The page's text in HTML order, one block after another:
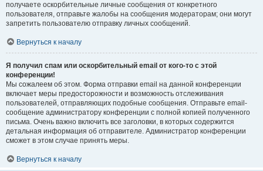
получаете оскорбительные личные сообщения от конкретного
пользователя, отправьте жалобы на сообщения модераторам; они могут
запретить пользователю отправку личных сообщений.
Вернуться к началу
Я получил спам или оскорбительный email от кого-то с этой
конференции!
Мы сожалеем об этом. Форма отправки email на данной конференции
включает меры предосторожности и возможность отслеживания
пользователей, отправляющих подобные сообщения. Отправьте email-
сообщение администратору конференции с полной копией полученного
письма. Очень важно включить все заголовки, в которых содержится
детальная информация об отправителе. Администратор конференции
сможет в этом случае принять меры.
Вернуться к началу